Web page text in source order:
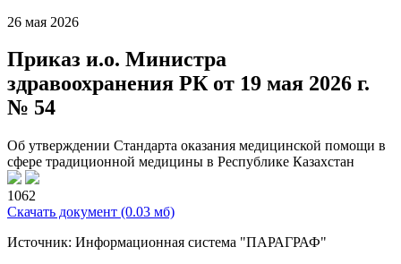
26 мая 2026
Приказ и.о. Министра
здравоохранения РК от 19 мая 2026 г.
№ 54
Об утверждении Стандарта оказания медицинской помощи в
сфере традиционной медицины в Республике Казахстан
1062
Скачать документ (0.03 мб)
Источник: Информационная система "ПАРАГРАФ"